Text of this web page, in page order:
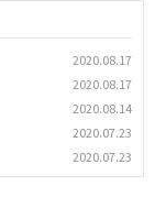
2020.08.17
2020.08.17
2020.08.14
2020.07.23
2020.07.23